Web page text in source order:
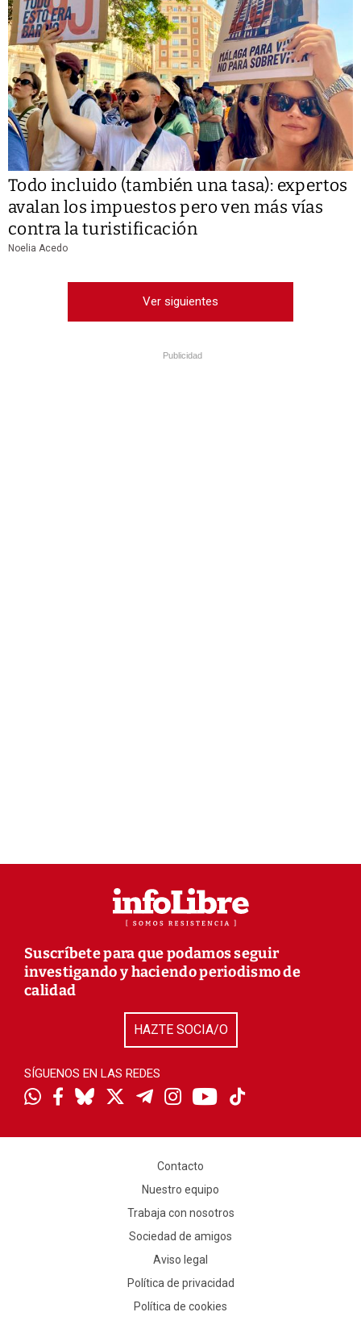
Todo incluido (también una tasa): expertos
avalan los impuestos pero ven más vías
contra la turistificación
Noelia Acedo
Ver siguientes
Publicidad
Suscríbete para que podamos seguir
investigando y haciendo periodismo de
calidad
HAZTE SOCIA/O
SÍGUENOS EN LAS REDES
Contacto
Nuestro equipo
Trabaja con nosotros
Sociedad de amigos
Aviso legal
Política de privacidad
Política de cookies